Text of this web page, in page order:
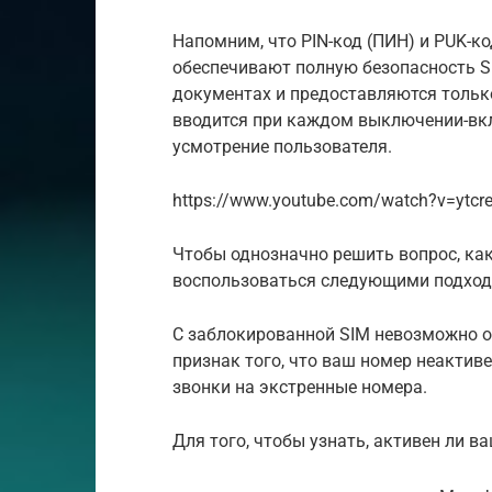
Напомним, что PIN-код (ПИН) и PUK-
обеспечивают полную безопасность
документах и предоставляются
вводится при каждом выключении-
усмотрение пользователя.
https://www.youtube.com/
Чтобы однозначно решить вопрос,
воспользоваться следующими
С заблокированной SIM невозможно
признак того, что ваш номер
звонки на экстренные номера.
Для того, чтобы узнать, активен ли